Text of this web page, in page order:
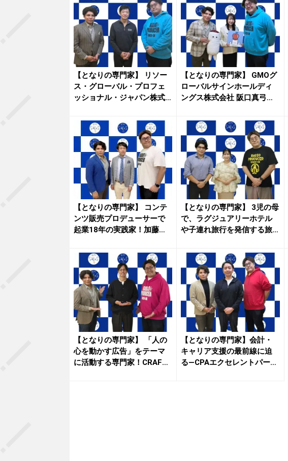
【となりの専門家】 リソー
ス・グローバル・プロフェ
ッショナル・ジャパン株式
【となりの専門家】 GMOグ
ローバルサインホールディ
ングス株式会社 阪口真弓さ
【となりの専門家】 コンテ
ンツ販売プロデューサーで
起業18年の実践家！加藤卓
【となりの専門家】 3児の母
で、ラグジュアリーホテル
や子連れ旅行を発信する旅
【となりの専門家】 「人の
心を動かす広告」をテーマ
に活動する専門家！CRAFT
【となりの専門家】会計・
キャリア支援の最前線に迫
る—CPAエクセレントパート